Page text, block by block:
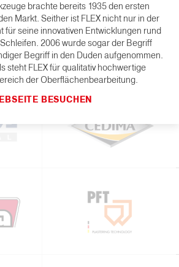
brachte bereits 1935 den ersten
Markt. Seither ist FLEX nicht nur in der
für seine innovativen Entwicklungen rund
2006 wurde sogar der Begriff
Begriff in den Duden aufgenommen.
steht FLEX für qualitativ hochwertige
der Oberflächenbearbeitung.
BESUCHEN